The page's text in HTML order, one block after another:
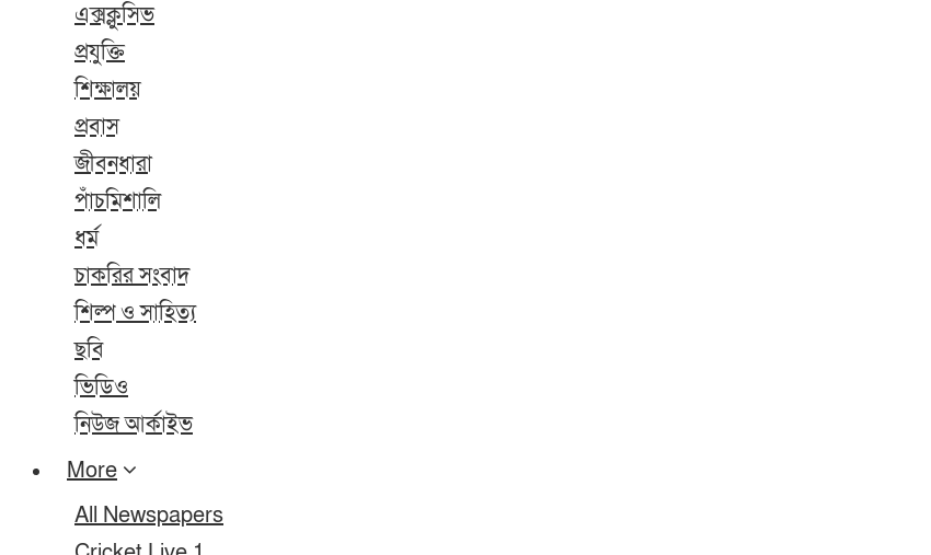
এক্সক্লুসিভ
প্রযুক্তি
শিক্ষালয়
প্রবাস
জীবনধারা
পাঁচমিশালি
ধর্ম
চাকরির সংবাদ
শিল্প ও সাহিত্য
ছবি
ভিডিও
নিউজ আর্কাইভ
More
All Newspapers